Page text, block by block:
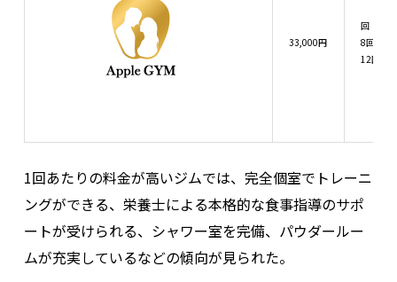
33,000円
回：
8回：
12回：
1回あたりの料金が高いジムでは、完全個室でトレーニ
ングができる、栄養士による本格的な食事指導のサポ
ートが受けられる、シャワー室を完備、パウダールー
ムが充実しているなどの傾向が見られた。